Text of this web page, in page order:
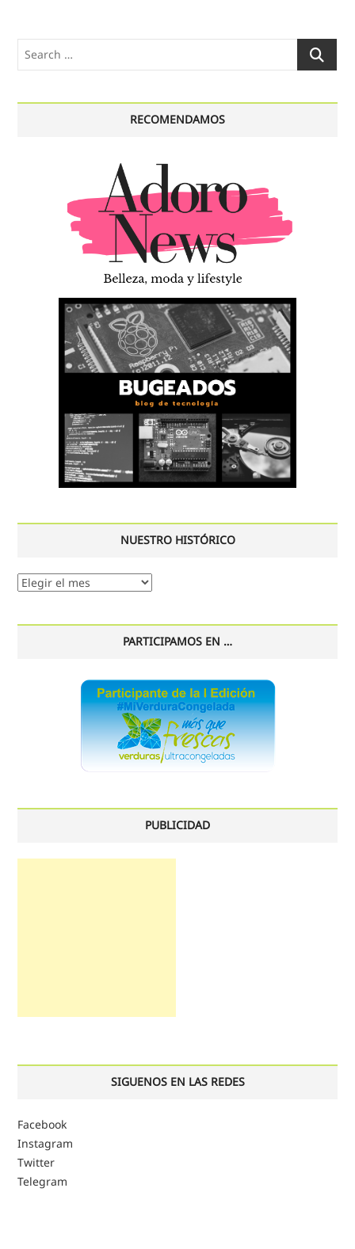
Search
RECOMENDAMOS
NUESTRO HISTÓRICO
Nuestro
PARTICIPAMOS EN …
PUBLICIDAD
SIGUENOS EN LAS REDES
Facebook
Instagram
Twitter
Telegram